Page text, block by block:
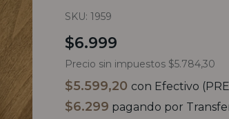
SKU: 1959
$6.999
Precio sin impuestos $5.784,30
$5.599,20 con Efectivo
$6.299 pagando por